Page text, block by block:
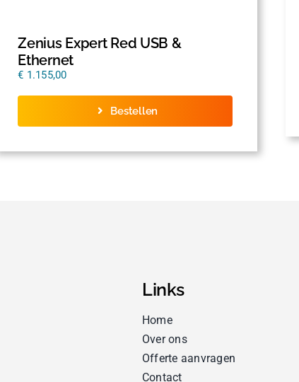
Zenius Expert Red USB &
Ethernet
€ 1.155,00
Bestellen
Links
Home
Over ons
Offerte aanvragen
Contact